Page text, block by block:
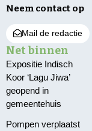
Neem contact op
Mail de redactie
Net binnen
Expositie Indisch
Koor ‘Lagu Jiwa’
geopend in
gemeentehuis
Pompen verplaatst